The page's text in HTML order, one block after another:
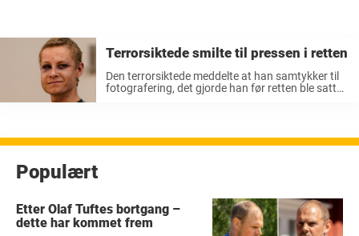
Terrorsiktede smilte til pressen i retten
Den terrorsiktede meddelte at han samtykker til
fotografering, det gjorde han før retten ble satt
Populært
Etter Olaf Tuftes bortgang –
dette har kommet frem